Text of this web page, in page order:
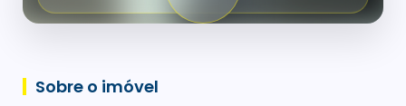
Sobre o imóvel